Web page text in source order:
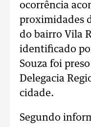
ocorrência
proximidades
do bairro Vila
identificado
Souza foi
Delegacia
cidade.
Segundo